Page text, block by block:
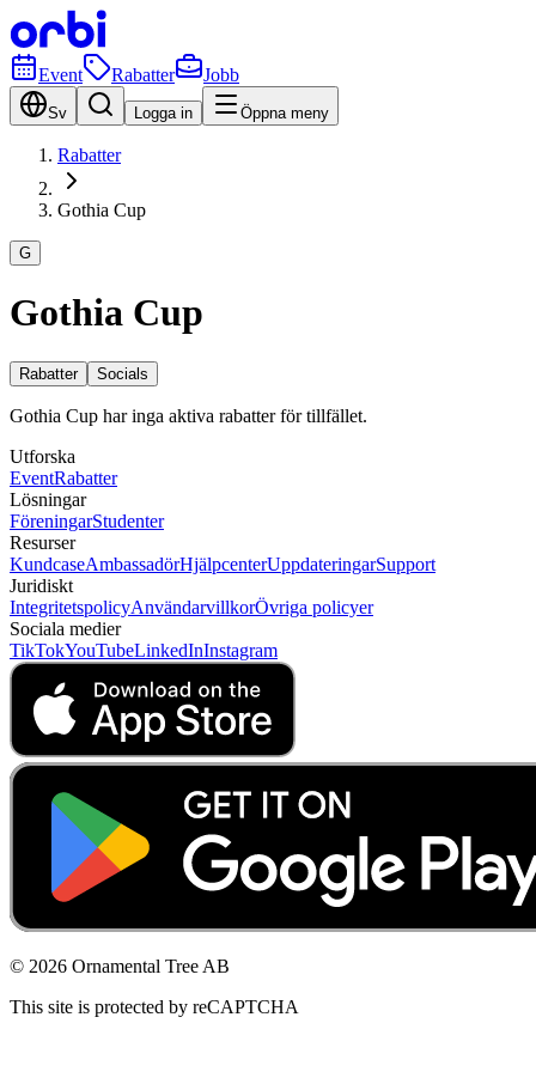
Event Rabatter Jobb
Sv Logga in Öppna meny
Rabatter
Gothia Cup
G
Gothia Cup
Rabatter Socials
Gothia Cup har inga aktiva rabatter för tillfället.
Utforska
EventRabatter
Lösningar
FöreningarStudenter
Resurser
KundcaseAmbassadörHjälpcenterUppdateringarSupport
Juridiskt
IntegritetspolicyAnvändarvillkorÖvriga policyer
Sociala medier
TikTokYouTubeLinkedInInstagram
© 2026 Ornamental Tree AB
This site is protected by reCAPTCHA